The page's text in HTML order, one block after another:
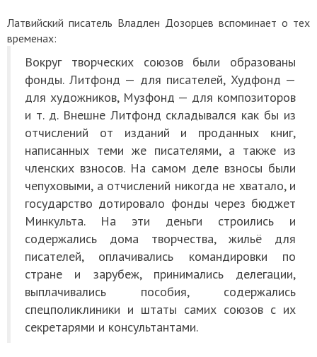
Латвийский писатель Владлен Дозорцев вспоминает о тех
временах:
Вокруг творческих союзов были образованы
фонды. Литфонд — для писателей, Худфонд —
для художников, Музфонд — для композиторов
и т. д. Внешне Литфонд складывался как бы из
отчислений от изданий и проданных книг,
написанных теми же писателями, а также из
членских взносов. На самом деле взносы были
чепуховыми, а отчислений никогда не хватало, и
государство дотировало фонды через бюджет
Минкульта. На эти деньги строились и
содержались дома творчества, жильё для
писателей, оплачивались командировки по
стране и зарубеж, принимались делегации,
выплачивались пособия, содержались
спецполиклиники и штаты самих союзов с их
секретарями и консультантами.